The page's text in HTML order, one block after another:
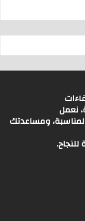
نعمل
ومساعدتك